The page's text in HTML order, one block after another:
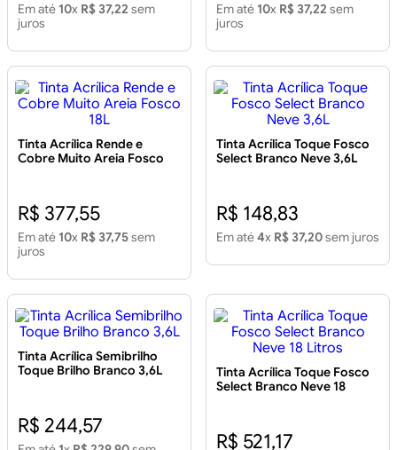
Em até 10x R$ 37,22 sem
juros
Em até 10x R$ 37,22 sem
juros
Tinta Acrílica Rende e
Cobre Muito Areia Fosco
R$ 377,55
Em até 10x R$ 37,75sem
juros
Tinta Acrílica Toque Fosco
Select Branco Neve 3,6L
R$ 148,83
Em até4x R$ 37,20sem juros
Tinta Acrílica Semibrilho
Toque Brilho Branco 3,6L
R$ 244,57
Tinta Acrílica Toque Fosco
Select Branco Neve 18
R$ 521,17